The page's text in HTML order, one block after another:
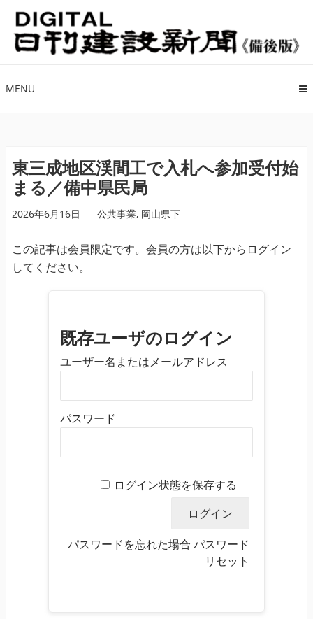
ナ
ビ
ゲ
シ
ス
キ
ッ
プ
コ
ン
テ
ツ
ッ
プ
MENU
東三成地区渓間工で入札へ参加受付始
まる／備中県民局
2026年6月16日 公共事業, 岡山県下
この記事は会員限定です。会員の方は以下からログイン
してください。
既存ユーザのログイン
ユーザー名またはメールアドレス
パスワード
ログイン状態を保存する
パスワードを忘れた場合 パスワード
リセット